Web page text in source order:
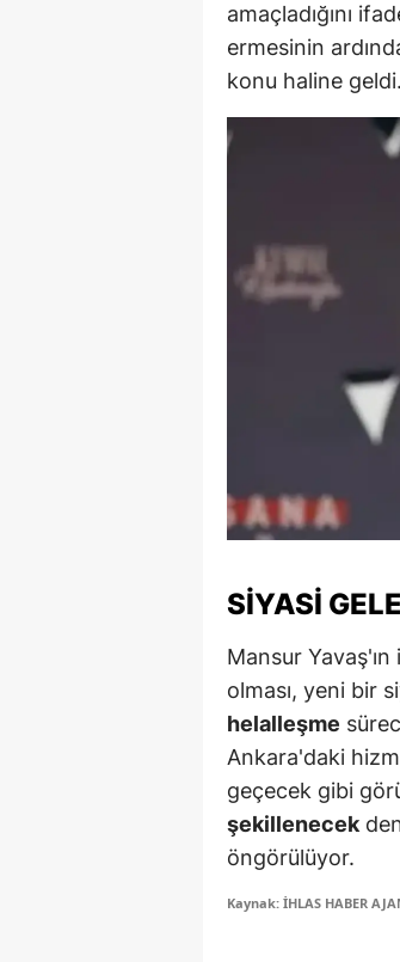
amaçladığını
ermesinin
konu haline geldi.
SIYASI
Mansur
olması, yeni bir
helalleşme
Ankara'daki
geçecek gibi
şekillenecek
öngörülüyor.
Kaynak: İHLAS HABER